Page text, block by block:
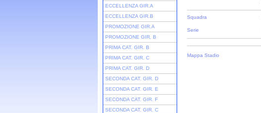
ECCELLENZA GIR.A
ECCELLENZA GIR.B
PROMOZIONE GIR.A
PROMOZIONE GIR. B
PRIMA CAT. GIR. B
PRIMA CAT. GIR. C
PRIMA CAT. GIR. D
SECONDA CAT. GIR. D
SECONDA CAT. GIR. E
SECONDA CAT. GIR. F
SECONDA CAT. GIR. C
Squadra
Serie
Mappa Stadio